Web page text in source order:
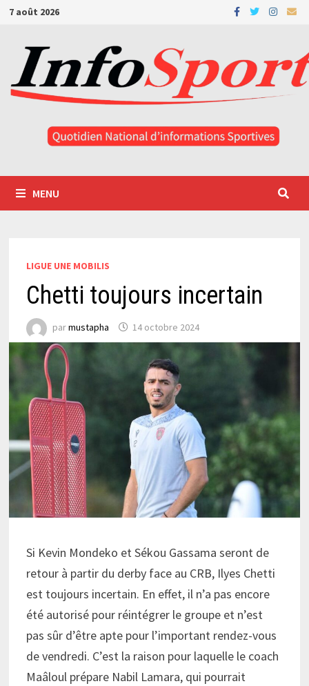
Passer
contenu
7 août 2026
MENU
LIGUE UNE MOBILIS
Chetti toujours incertain
parmustapha 14 octobre 2024
Si Kevin Mondeko et Sékou Gassama seront de
retour à partir du derby face au CRB, Ilyes Chetti
est toujours incertain. En effet, il n’a pas encore
été autorisé pour réintégrer le groupe et n’est
pas sûr d’être apte pour l’important rendez-vous
de vendredi. C’est la raison pour laquelle le coach
Maâloul prépare Nabil Lamara, qui pourrait